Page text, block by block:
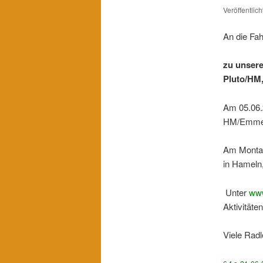
An die
zu
Pluto/
Am
HM/
Am
in
Unter
Viele